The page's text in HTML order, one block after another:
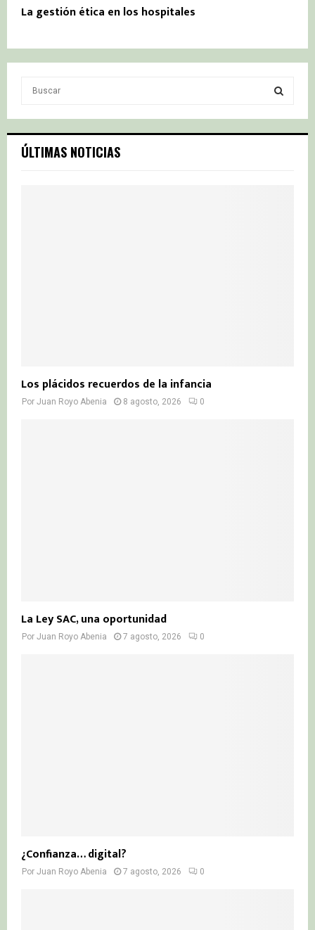
La gestión ética en los hospitales
c
h
S
ÚLTIMAS NOTICIAS
Los plácidos recuerdos de la infancia
Por Juan Royo Abenia 8 agosto, 2026 0
La Ley SAC, una oportunidad
Por Juan Royo Abenia 7 agosto, 2026 0
¿Confianza… digital?
Por Juan Royo Abenia 7 agosto, 2026 0